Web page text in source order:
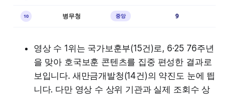
10 병무청 중앙 9
영상 수 1위는 국가보훈부(15건)로, 6·25 76주년
을 맞아 호국보훈 콘텐츠를 집중 편성한 결과로
보입니다. 새만금개발청(14건)의 약진도 눈에 띕
니다. 다만 영상 수 상위 기관과 실제 조회수 상